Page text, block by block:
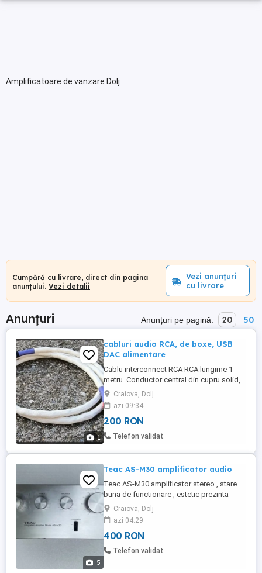
Amplificatoare de vanzare Dolj
Cumpără cu livrare, direct din pagina
anunțului. Vezi detalii
Vezi anunțuri
cu livrare
Anunțuri Anunțuri pe pagină: 20 50
1
cabluri audio RCA, de boxe, USB
DAC alimentare
Cablu interconnect RCA RCA lungime 1
metru. Conductor central din cupru solid,
ecranat cu folie de cupru. Conectorii sunt
placati cu aur si lipiti cu fludor cu argint de
la Mundorf. Manson exterior de bumbac,
previne incarcarea electrostatica. Un sunet
foarte bun, peste pretul cerut pe cablu.
Craiova, Dolj
azi 09:34
200 RON
Telefon validat
5
Teac AS-M30 amplificator audio
Teac AS-M30 amplificator stereo , stare
buna de functionare , estetic prezinta
urme de folosinta ( comutatorul Loudness
este rupt , dar se poate actiona.
Specificații Putere de ieșire: 30 wați pe
canal în 8 (stereo) Raspuns in frecventa:
20Hz pana la 20kHz Distorsiune armonică
Craiova, Dolj
azi 04:29
400 RON
Telefon validat